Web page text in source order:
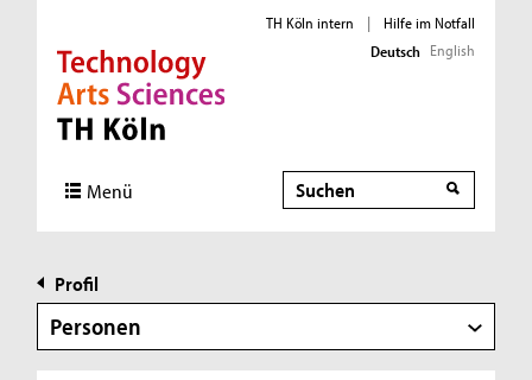
Direkt zur Hauptnavigation
Direkt zur Subnavigation
Direkt zum Inhalt
Direkt zum Fußbereich
TH Köln intern |
Hilfe im Notfall
Deutsch English
Menü Suche
Profil
Personen